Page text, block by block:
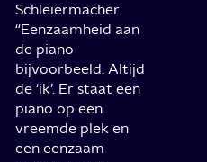
Schleiermacher.
“Eenzaamheid aan
de piano
bijvoorbeeld. Altijd
de ‘ik’. Er staat een
piano op een
vreemde plek en
een eenzaam